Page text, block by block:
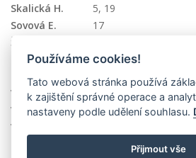
Skalická H.
5, 19
Sovová E.
17
Švarcová T.
Táborský M.
20,23
Tuka V.
16
Vaňková H.
8
Václavík J.
26
Veselý J.
Používáme cookies!
Tato webová stránka používá
k zajištění správné operace a
nastaveny podle udělení souhlasu.
Přijmout vše